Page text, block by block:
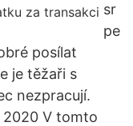
sr
pe
posílat
je těžaři s
nezpracují.
V tomto